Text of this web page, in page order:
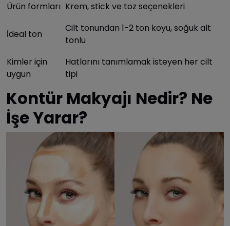
Ürün formları Krem, stick ve toz seçenekleri
İdeal ton
Cilt tonundan 1-2 ton koyu, soğuk alt
tonlu
Kimler için
uygun
Hatlarını tanımlamak isteyen her cilt
tipi
Kontür Makyajı Nedir? Ne
İşe Yarar?